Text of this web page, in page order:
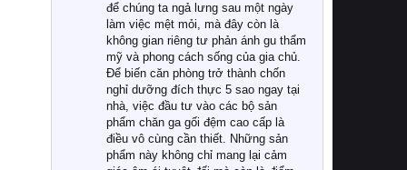
để chúng ta ngả lưng sau một ngày
làm việc mệt mỏi, mà đây còn là
không gian riêng tư phản ánh gu thẩm
mỹ và phong cách sống của gia chủ.
Để biến căn phòng trở thành chốn
nghỉ dưỡng đích thực 5 sao ngay tại
nhà, việc đầu tư vào các bộ sản
phẩm chăn ga gối đệm cao cấp là
điều vô cùng cần thiết. Những sản
phẩm này không chỉ mang lại cảm